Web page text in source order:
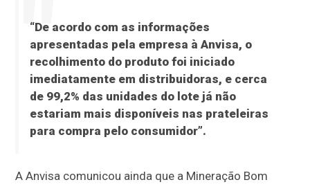
“De acordo com as informações
apresentadas pela empresa à Anvisa, o
recolhimento do produto foi iniciado
imediatamente em distribuidoras, e cerca
de 99,2% das unidades do lote já não
estariam mais disponíveis nas prateleiras
para compra pelo consumidor”.
A Anvisa comunicou ainda que a Mineração Bom